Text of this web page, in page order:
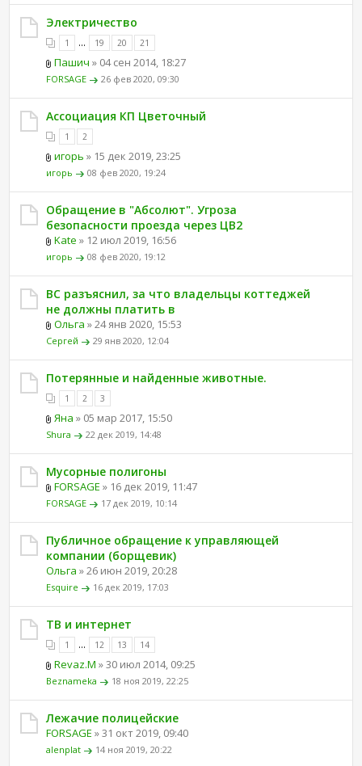
Электричество
1 ... 19 20 21
Пашич » 04 сен 2014, 18:27
FORSAGE 26 фев 2020, 09:30
Ассоциация КП Цветочный
1 2
игорь » 15 дек 2019, 23:25
игорь 08 фев 2020, 19:24
Обращение в "Абсолют". Угроза
безопасности проезда через ЦВ2
Kate » 12 июл 2019, 16:56
игорь 08 фев 2020, 19:12
ВС разъяснил, за что владельцы коттеджей
не должны платить в
Ольга » 24 янв 2020, 15:53
Сергей 29 янв 2020, 12:04
Потерянные и найденные животные.
1 2 3
Яна » 05 мар 2017, 15:50
Shura 22 дек 2019, 14:48
Мусорные полигоны
FORSAGE » 16 дек 2019, 11:47
FORSAGE 17 дек 2019, 10:14
Публичное обращение к управляющей
компании (борщевик)
Ольга » 26 июн 2019, 20:28
Esquire 16 дек 2019, 17:03
ТВ и интернет
1 ... 12 13 14
Revaz.M » 30 июл 2014, 09:25
Beznameka 18 ноя 2019, 22:25
Лежачие полицейские
FORSAGE » 31 окт 2019, 09:40
alenplat 14 ноя 2019, 20:22